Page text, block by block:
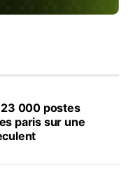
23 000 postes
paris sur une